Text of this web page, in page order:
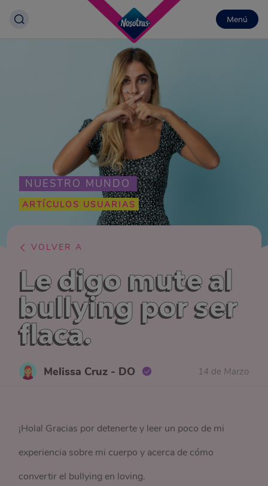
Menú
NUESTRO MUNDO
ARTÍCULOS USUARIAS
VOLVER A
Le digo mute al
bullying por ser
flaca.
Melissa Cruz - DO 14 de Marzo
¡Hola! Gracias por detenerte y leer un poco de mi
experiencia sobre mi cuerpo y acerca de cómo
convertir el bullying en loving.